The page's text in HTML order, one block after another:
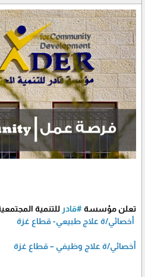
تعلن مؤسسة#قادر للتنمية
أخصائي/ة علاج طبيعي- قطاع غزة
أخصائي/ة علاج وظيفي – قطاع غزة